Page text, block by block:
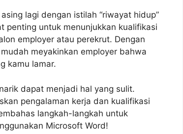
lagi dengan istilah “riwayat hidup”
penting untuk menunjukkan kualifikasi
employer atau perekrut. Dengan
meyakinkan employer bahwa
kamu lamar.
dapat menjadi hal yang sulit.
pengalaman kerja dan kualifikasi
langkah-langkah untuk
Microsoft Word!